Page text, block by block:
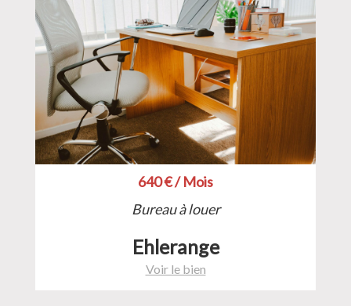
640 € / Mois
Bureau à louer
Ehlerange
Voir le bien